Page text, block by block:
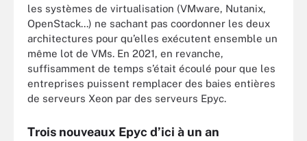
les systèmes de virtualisation (VMware, Nutanix,
OpenStack...) ne sachant pas coordonner les deux
architectures pour qu’elles exécutent ensemble un
même lot de VMs. En 2021, en revanche,
suffisamment de temps s’était écoulé pour que les
entreprises puissent remplacer des baies entières
de serveurs Xeon par des serveurs Epyc.
Trois nouveaux Epyc d’ici à un an